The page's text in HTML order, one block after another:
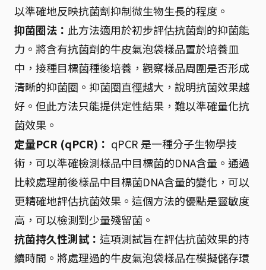
以準確地反映抗菌劑抑制微生物生長的程度。
抑菌圈法： 此方法適用於初步評估抗菌劑的抑菌能
力。將含有抗菌劑的牛皮氣泡袋樣品置於培養皿
中，接種目標菌種後培養，觀察樣品周圍是否形成
清晰的抑菌圈。抑菌圈直徑越大，說明抗菌效果越
好。但此方法只能提供定性結果，難以準確量化抗
菌效果。
定量PCR (qPCR)： qPCR 是一種分子生物學技
術，可以準確檢測樣品中目標菌的DNA含量。通過
比較處理前後樣品中目標菌DNA含量的變化，可以
更精確地評估抗菌效果。這個方法的優點是靈敏度
高，可以檢測到少量殘留菌。
抗菌持久性測試： 這項測試旨在評估抗菌效果的持
續時間。將處理過的牛皮氣泡袋樣品在模擬儲存環